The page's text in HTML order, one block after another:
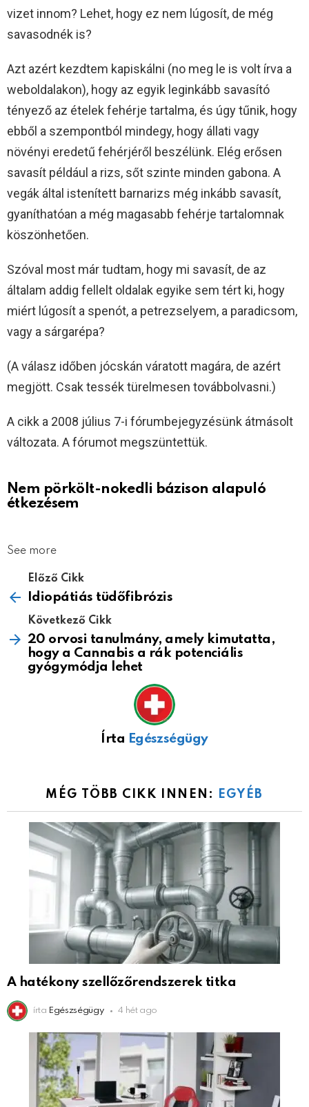
vizet innom? Lehet, hogy ez nem lúgosít, de még
savasodnék is?
Azt azért kezdtem kapiskálni (no meg le is volt írva a
weboldalakon), hogy az egyik leginkább savasító
tényező az ételek fehérje tartalma, és úgy tűnik, hogy
ebből a szempontból mindegy, hogy állati vagy
növényi eredetű fehérjéről beszélünk. Elég erősen
savasít például a rizs, sőt szinte minden gabona. A
vegák által istenített barnarizs még inkább savasít,
gyaníthatóan a még magasabb fehérje tartalomnak
köszönhetően.
Szóval most már tudtam, hogy mi savasít, de az
általam addig fellelt oldalak egyike sem tért ki, hogy
miért lúgosít a spenót, a petrezselyem, a paradicsom,
vagy a sárgarépa?
(A válasz időben jócskán váratott magára, de azért
megjött. Csak tessék türelmesen továbbolvasni.)
A cikk a 2008 július 7-i fórumbejegyzésünk átmásolt
változata. A fórumot megszüntettük.
Nem pörkölt-nokedli bázison alapuló
étkezésem
See more
Előző Cikk
Idiopátiás tüdőfibrózis
Következő Cikk
20 orvosi tanulmány, amely kimutatta,
hogy a Cannabis a rák potenciális
gyógymódja lehet
Írta Egészségügy
MÉG TÖBB CIKK INNEN: EGYÉB
A hatékony szellőzőrendszerek titka
írta Egészségügy 4 hét ago